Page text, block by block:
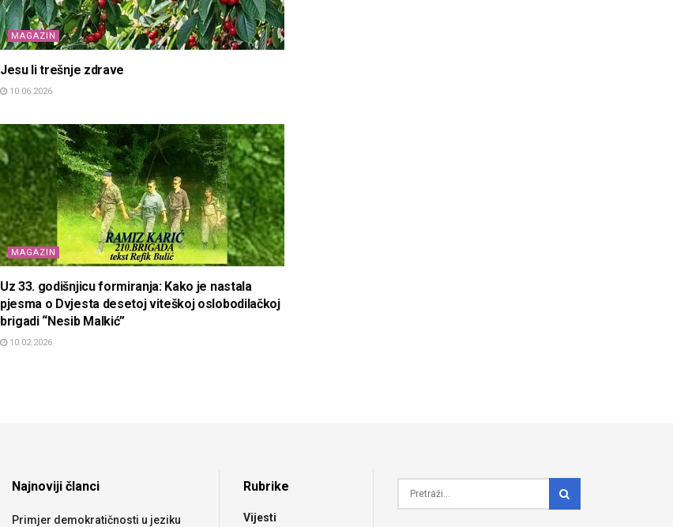
MAGAZIN
Jesu li trešnje zdrave
10.06.2026
MAGAZIN
Uz 33. godišnjicu formiranja: Kako je nastala
pjesma o Dvjesta desetoj viteškoj oslobodilačkoj
brigadi “Nesib Malkić”
10.02.2026
Najnoviji članci
Primjer demokratičnosti u jeziku
Rubrike
Vijesti